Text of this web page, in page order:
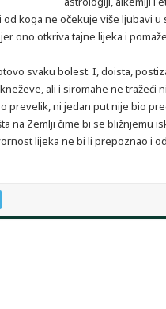
koga ne očekuje više ljubavi
ono otkriva tajne lijeka i
svaku bolest. I, doista,
ali i siromahe ne tražeći
prevelik, ni jedan put nije bio
na Zemlji čime bi se bližnjemu
lijeka ne bi li prepoznao i